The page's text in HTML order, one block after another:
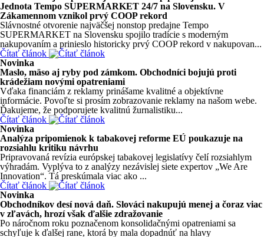
Jednota Tempo SUPERMARKET 24/7 na Slovensku. V
Zákamennom vznikol prvý COOP rekord
Slávnostné otvorenie najväčšej nonstop predajne Tempo
SUPERMARKET na Slovensku spojilo tradície s moderným
nakupovaním a prinieslo historicky prvý COOP rekord v nakupovan...
Čítať článok
Novinka
Maslo, mäso aj ryby pod zámkom. Obchodníci bojujú proti
krádežiam novými opatreniami
Vďaka financiám z reklamy prinášame kvalitné a objektívne
informácie. Povoľte si prosím zobrazovanie reklamy na našom webe.
Ďakujeme, že podporujete kvalitnú žurnalistiku...
Čítať článok
Novinka
Analýza pripomienok k tabakovej reforme EÚ poukazuje na
rozsiahlu kritiku návrhu
Pripravovaná revízia európskej tabakovej legislatívy čelí rozsiahlym
výhradám. Vyplýva to z analýzy nezávislej siete expertov „We Are
Innovation“. Tá preskúmala viac ako ...
Čítať článok
Novinka
Obchodníkov desí nová daň. Slováci nakupujú menej a čoraz viac
v zľavách, hrozí však ďalšie zdražovanie
Po náročnom roku poznačenom konsolidačnými opatreniami sa
schyľuje k ďalšej rane, ktorá by mala dopadnúť na hlavy